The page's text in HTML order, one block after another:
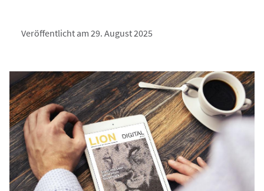
Veröffentlicht am 29. August 2025